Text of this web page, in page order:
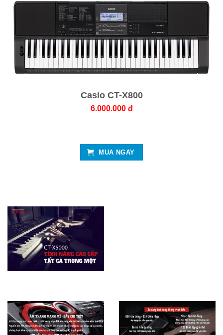
Casio CT-X800
6.000.000 đ
MUA NGAY